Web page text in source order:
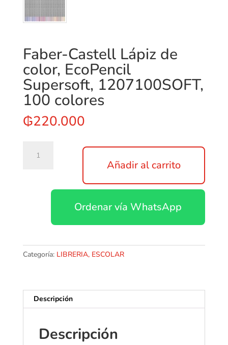
Faber-Castell Lápiz de
color, EcoPencil
Supersoft, 1207100SOFT,
100 colores
₲220.000
Castell
colores
Añadir al carrito
Ordenar vía WhatsApp
Categoría: LIBRERIA, ESCOLAR
Descripción
Descripción